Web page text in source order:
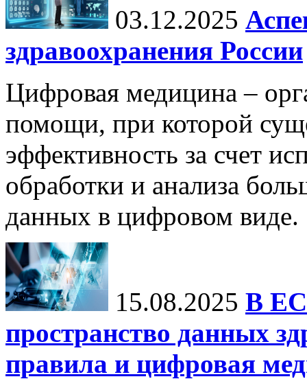
03.12.2025
здравоохранения России
Цифровая медицина –
помощи, при которой
эффективность за счет
обработки и анализа
данных в цифровом виде.
15.08.2025 В ЕС
пространство данных
правила и цифровая